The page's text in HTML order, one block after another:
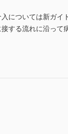
については新ガイ
する流れに沿って